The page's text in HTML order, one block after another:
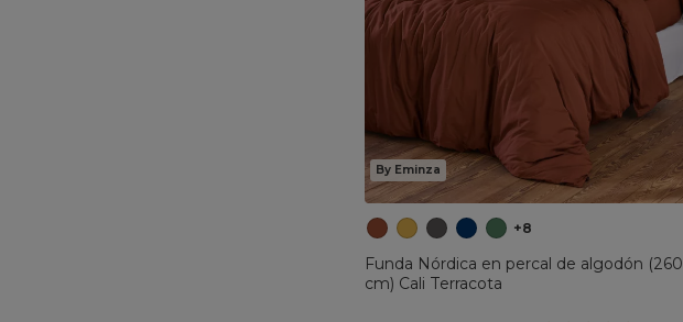
By Eminza
+8
Funda Nórdica en percal de algodón (260
cm) Cali Terracota